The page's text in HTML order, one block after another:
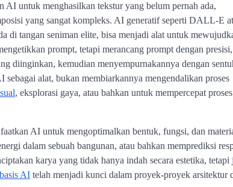
AI untuk menghasilkan tekstur yang belum pernah ada,
yang sangat kompleks. AI generatif seperti DALL-E
di tangan seniman elite, bisa menjadi alat untuk
prompt, tetapi merancang prompt dengan presisi,
diinginkan, kemudian menyempurnakannya dengan
alat, bukan membiarkannya mengendalikan proses
, eksplorasi gaya, atau bahkan untuk mempercepat proses
AI untuk mengoptimalkan bentuk, fungsi, dan
dalam sebuah bangunan, atau bahkan memprediksi
karya yang tidak hanya indah secara estetika, tetapi
AI telah menjadi kunci dalam proyek-proyek arsitektur